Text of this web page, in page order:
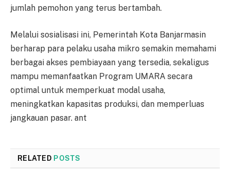
jumlah pemohon yang terus bertambah.
Melalui sosialisasi ini, Pemerintah Kota Banjarmasin
berharap para pelaku usaha mikro semakin memahami
berbagai akses pembiayaan yang tersedia, sekaligus
mampu memanfaatkan Program UMARA secara
optimal untuk memperkuat modal usaha,
meningkatkan kapasitas produksi, dan memperluas
jangkauan pasar. ant
RELATED POSTS